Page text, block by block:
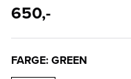
650,-
FARGE: GREEN